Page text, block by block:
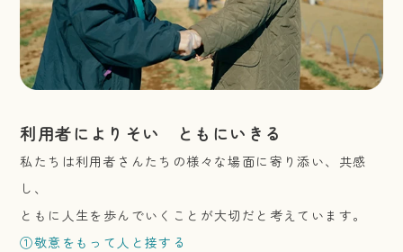
利用者によりそい ともにいきる
私たちは利用者さんたちの様々な場面に寄り添い、共感
し、
ともに人生を歩んでいくことが大切だと考えています。
①敬意をもって人と接する